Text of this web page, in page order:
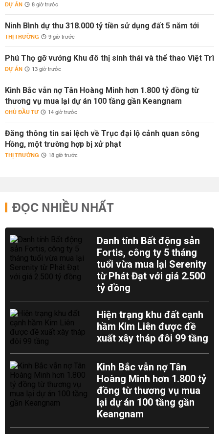
DỰ ÁN 8 giờ trước
Ninh Bình dự thu 318.000 tỷ tiền sử dụng đất 5 năm tới
THỊ TRƯỜNG 9 giờ trước
Phú Thọ gỡ vướng Khu đô thị sinh thái và thể thao Việt Trì
DỰ ÁN 13 giờ trước
Kinh Bắc vẫn nợ Tân Hoàng Minh hơn 1.800 tỷ đồng từ
thương vụ mua lại dự án 100 tầng gần Keangnam
CHỦ ĐẦU TƯ 14 giờ trước
Đăng thông tin sai lệch về Trục đại lộ cảnh quan sông
Hồng, một trường hợp bị xử phạt
THỊ TRƯỜNG 18 giờ trước
ĐỌC NHIỀU NHẤT
Danh tính Bất động sản
Fortis, công ty 5 tháng
tuổi vừa mua lại Serenity
từ Phát Đạt với giá 2.500
tỷ đồng
Hiện trạng khu đất cạnh
hầm Kim Liên được đề
xuất xây tháp đôi 99 tầng
Kinh Bắc vẫn nợ Tân
Hoàng Minh hơn 1.800 tỷ
đồng từ thương vụ mua
lại dự án 100 tầng gần
Keangnam